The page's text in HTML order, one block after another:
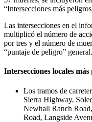
“Intersecciones más
Las intersecciones en el
multiplicó el número de
por tres y el número de
“puntaje de peligro” general.
Intersecciones locales más
Los tramos de
Sierra Highway,
Newhall Ranch
Road, Langside